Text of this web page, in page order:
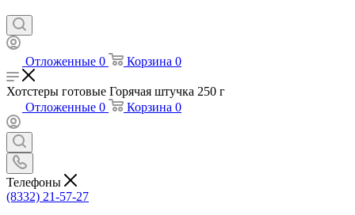
Отложенные 0 Корзина 0
Хотстеры готовые Горячая штучка 250 г
Отложенные 0 Корзина 0
Телефоны
(8332) 21-57-27